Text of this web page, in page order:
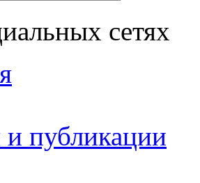
сетях
и публикации